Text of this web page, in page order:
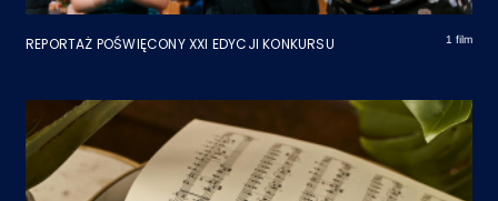
REPORTAŻ POŚWIĘCONY XXI EDYCJI KONKURSU 1 film